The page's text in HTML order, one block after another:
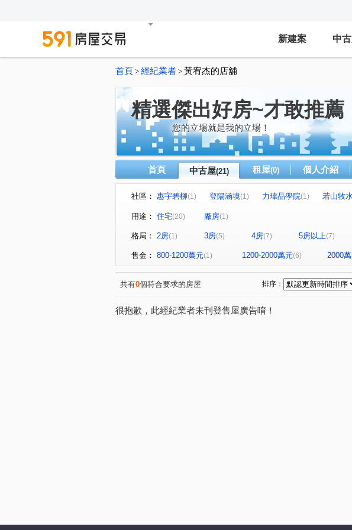
新建案 中
首頁 > 經紀業者 > 黃宥杰的店舖
精選傑出好房~才敢推薦
您的立場就是我的立場！
首頁 中古屋(21) 租屋(0) 個人介紹
社區： 惠宇碧柳(1) 登陽涵境(1) 力瑋品學院(1) 若山牧
新光段公園別墅 (1)
昌平路二段 舊社巷 景賢二路 (1) 敦富十街
敦化三街(3) 崇德路三段(1) 國強街(1) 民族路三
福田二街(1) 中山路一段(1) 熱河路二段(1) 潭富
山西路三段(1)
用途： 住宅(20) 廠房(1)
格局： 2房(1) 3房(5) 4房(7) 5房以上(7)
售金： 800-1200萬元(1) 1200-2000萬元(6) 2000
共有0個符合要求的房屋 排序：
很抱歉，此經紀業者未刊登售屋廣告唷！